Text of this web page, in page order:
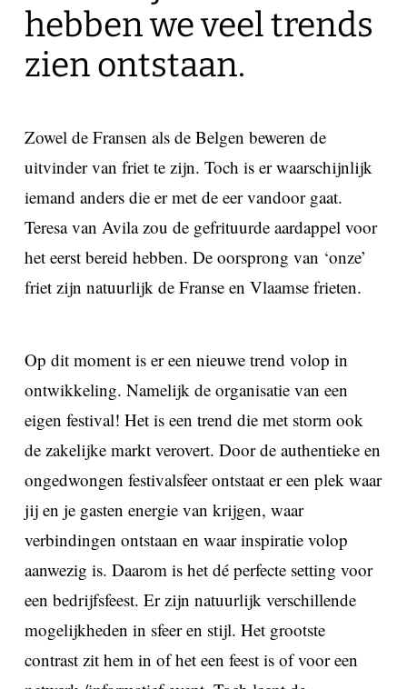
hebben we veel trends
zien ontstaan.
Zowel de Fransen als de Belgen beweren de
uitvinder van friet te zijn. Toch is er waarschijnlijk
iemand anders die er met de eer vandoor gaat.
Teresa van Avila zou de gefrituurde aardappel voor
het eerst bereid hebben. De oorsprong van ‘onze’
friet zijn natuurlijk de Franse en Vlaamse frieten.
Op dit moment is er een nieuwe trend volop in
ontwikkeling. Namelijk de organisatie van een
eigen festival! Het is een trend die met storm ook
de zakelijke markt verovert. Door de authentieke en
ongedwongen festivalsfeer ontstaat er een plek waar
jij en je gasten energie van krijgen, waar
verbindingen ontstaan en waar inspiratie volop
aanwezig is. Daarom is het dé perfecte setting voor
een bedrijfsfeest. Er zijn natuurlijk verschillende
mogelijkheden in sfeer en stijl. Het grootste
contrast zit hem in of het een feest is of voor een